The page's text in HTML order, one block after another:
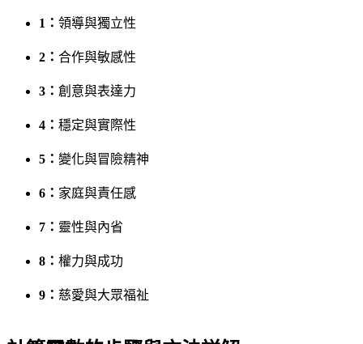
1： 領導與獨立性
2： 合作與敏感性
3： 創意與表達力
4： 穩定與實際性
5： 變化與冒險精神
6： 家庭與責任感
7： 靈性與內省
8： 權力與成功
9： 慈愛與大眾福祉